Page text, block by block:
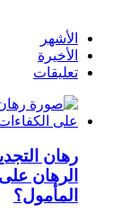
الأشهر
الأخيرة
تعليقات
رهان
الرهان
المأمول؟